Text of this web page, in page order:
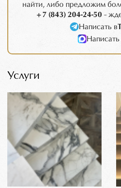
найти, либо предложим
+7 (843) 204-24-50 -
Написать в
Написать
Услуги